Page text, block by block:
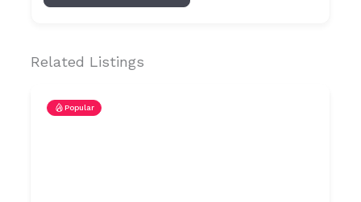
Related Listings
Popular